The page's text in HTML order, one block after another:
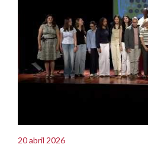
20 abril 2026